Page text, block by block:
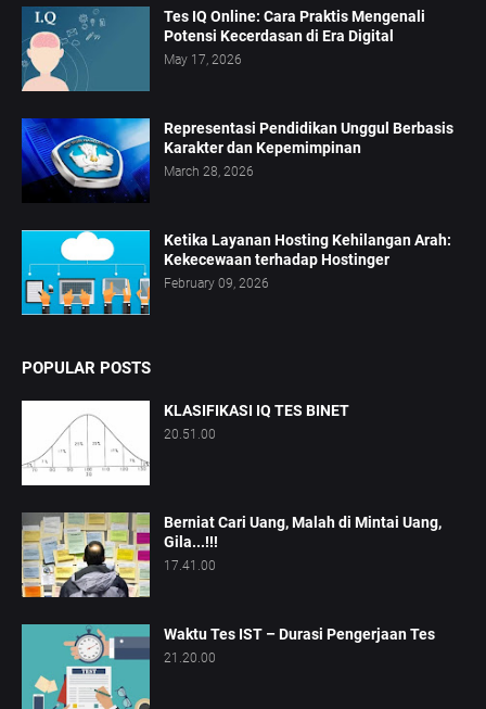
Tes IQ Online: Cara Praktis Mengenali
Potensi Kecerdasan di Era Digital
May 17, 2026
Representasi Pendidikan Unggul Berbasis
Karakter dan Kepemimpinan
March 28, 2026
Ketika Layanan Hosting Kehilangan Arah:
Kekecewaan terhadap Hostinger
February 09, 2026
POPULAR POSTS
KLASIFIKASI IQ TES BINET
20.51.00
Berniat Cari Uang, Malah di Mintai Uang,
Gila...!!!
17.41.00
Waktu Tes IST – Durasi Pengerjaan Tes
21.20.00